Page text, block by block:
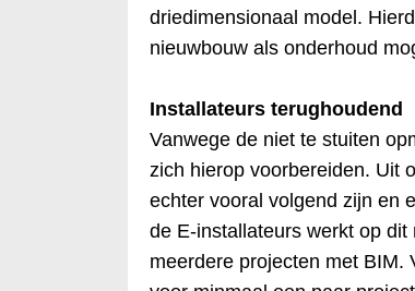
driedimensionaal model.
nieuwbouw als onderhoud
Installateurs terughoudend
Vanwege de niet te stuiten
zich hierop voorbereiden. Uit
echter vooral volgend zijn en
de E-installateurs werkt op
meerdere projecten met BIM.